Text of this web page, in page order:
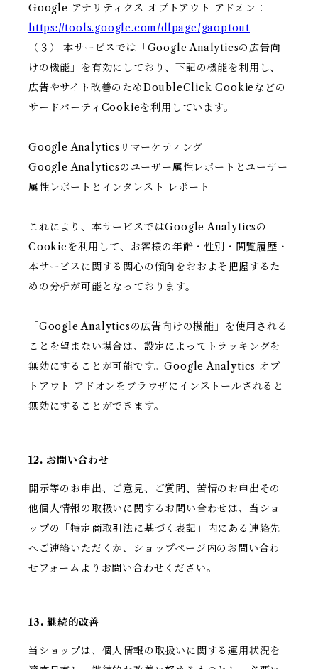
Google アナリティクス オプトアウト アドオン：
https://tools.google.com/dlpage/gaoptout
（３） 本サービスでは「Google Analyticsの広告向
けの機能」を有効にしており、下記の機能を利用し、
広告やサイト改善のためDoubleClick Cookieなどの
サードパーティCookieを利用しています。
Google Analyticsリマーケティング
Google Analyticsのユーザー属性レポートとユーザー
属性レポートとインタレスト レポート
これにより、本サービスではGoogle Analyticsの
Cookieを利用して、お客様の年齢・性別・閲覧履歴・
本サービスに関する関心の傾向をおおよそ把握するた
めの分析が可能となっております。
「Google Analyticsの広告向けの機能」を使用される
ことを望まない場合は、設定によってトラッキングを
無効にすることが可能です。Google Analytics オプ
トアウト アドオンをブラウザにインストールされると
無効にすることができます。
12. お問い合わせ
開示等のお申出、ご意見、ご質問、苦情のお申出その
他個人情報の取扱いに関するお問い合わせは、当ショ
ップの「特定商取引法に基づく表記」内にある連絡先
へご連絡いただくか、ショップページ内のお問い合わ
せフォームよりお問い合わせください。
13. 継続的改善
当ショップは、個人情報の取扱いに関する運用状況を